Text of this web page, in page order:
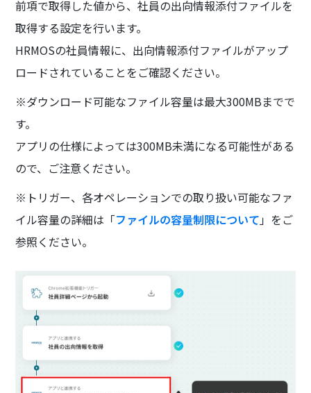
前項で取得した値から、社員の出向情報添付ファイルを
取得する設定を行います。
HRMOSの社員情報に、出向情報添付ファイルがアップ
ロードされていることをご確認ください。
※ダウンロード可能なファイル容量は最大300MBまでで
す。
アプリの仕様によっては300MB未満になる可能性がある
ので、ご注意ください。
※トリガー、各オペレーションでの取り扱い可能なファ
イル容量の詳細は「ファイルの容量制限について」をご
参照ください。